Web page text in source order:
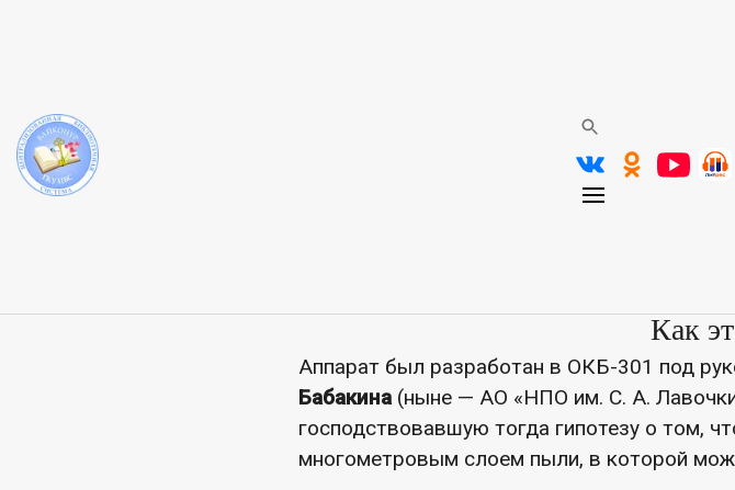
К 60-летию первой в мире мягкой посадки
Отдел обслуживания Центральной
Как
Аппарат был разработан в ОКБ-301 под
Бабакина(ныне — АО «НПО им. С. А.
господствовавшую тогда гипотезу о том,
многометровым слоем пыли, в которой